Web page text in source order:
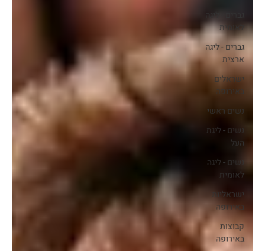
גברים - ליגה
לאומית
גברים - ליגה
ארצית
ישראלים
באירופה
נשים ראשי
נשים - ליגת
העל
נשים - ליגה
לאומית
ישראליות
באירופה
קבוצות
באירופה